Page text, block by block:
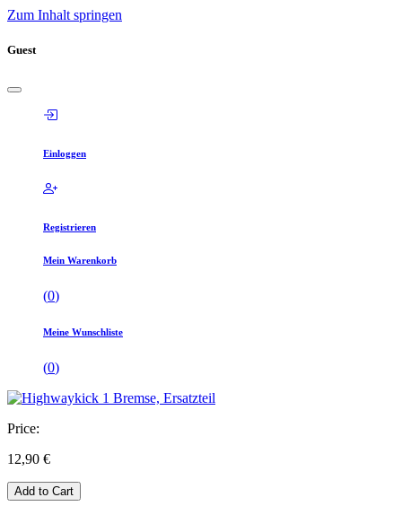
Zum Inhalt springen
Guest
Einloggen
Registrieren
Mein Warenkorb
(0)
Meine Wunschliste
(0)
Price:
12,90 €
Add to Cart